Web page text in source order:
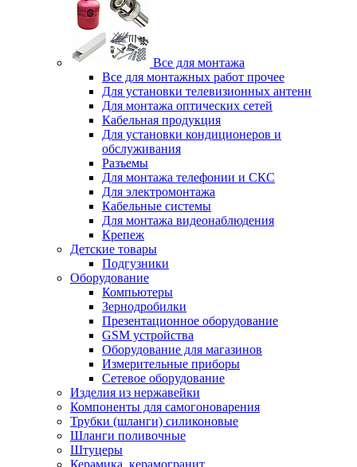
Все для монтажа
Все для монтажных работ прочее
Для установки телевизионных антенн
Для монтажа оптических сетей
Кабельная продукция
Для установки кондиционеров и
обслуживания
Разъемы
Для монтажа телефонии и СКС
Для электромонтажа
Кабельные системы
Для монтажа видеонаблюдения
Крепеж
Детские товары
Подгузники
Оборудование
Компьютеры
Зернодробилки
Презентационное оборудование
GSM устройства
Оборудование для магазинов
Измерительные приборы
Сетевое оборудование
Изделия из нержавейки
Компоненты для самогоноварения
Трубки (шланги) силиконовые
Шланги поливочные
Штуцеры
Керамика, керамогранит